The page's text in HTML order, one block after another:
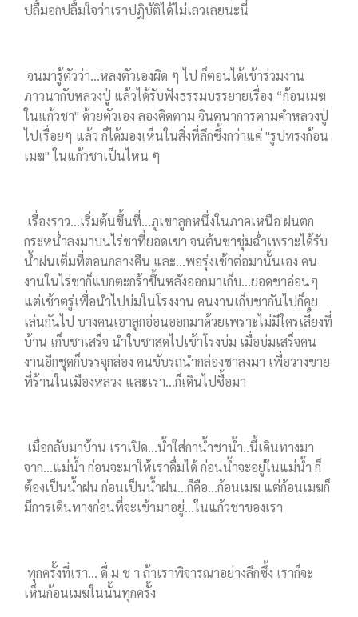
ปลื้มอกปลื้มใจว่าเราปฏิบัติได้ไม่เลวเลยนะนี่
จนมารู้ตัวว่า...หลงตัวเองผิด ๆ ไป ก็ตอนได้เข้าร่วมงาน
ภาวนากับหลวงปู่ แล้วได้รับฟังธรรมบรรยายเรื่อง “ก้อนเมฆ
ในแก้วชา" ด้วยตัวเอง ลองคิดตาม จินตนาการตามคำหลวงปู่
ไปเรื่อยๆ แล้ว ก็ได้มองเห็นในสิ่งที่ลึกซึ้งกว่าแค่"รูปทรงก้อน
เมฆ" ในแก้วชาเป็นไหน ๆ
เรื่องราว...เริ่มต้นขึ้นที่...ภูเขาลูกหนึ่งในภาคเหนือ ฝนตก
กระหน่ำลงมาบนไร่ชาที่ยอดเขา จนต้นชาชุ่มฉ่ำเพราะได้รับ
น้ำฝนเต็มที่ตอนกลางคืน และ...พอรุ่งเช้าต่อมานั้นเอง คน
งานในไร่ชาก็แบกตะกร้าขึ้นหลังออกมาเก็บ...ยอดชาอ่อนๆ
แต่เช้าตรู่เพื่อนำไปบ่มในโรงงาน คนงานเก็บชากันไปก็คุย
เล่นกันไป บางคนเอาลูกอ่อนออกมาด้วยเพราะไม่มีใครเลี้ยงที่
บ้าน เก็บชาเสร็จ นำใบชาสดไปเข้าโรงบ่ม เมื่อบ่มเสร็จคน
งานอีกชุดก็บรรจุกล่อง คนขับรถนำกล่องชาลงมา เพื่อวางขาย
ที่ร้านในเมืองหลวง และเรา...ก็เดินไปซื้อมา
เมื่อกลับมาบ้าน เราเปิด...น้ำใส่กาน้ำชาน้ำ..นี้เดินทางมา
จาก...แม่น้ำ ก่อนจะมาให้เราดื่มได้ ก่อนน้ำจะอยู่ในแม่น้ำ ก็
ต้องเป็นน้ำฝน ก่อนเป็นน้ำฝน...ก็คือ...ก้อนเมฆ แต่ก้อนเมฆก็
มีการเดินทางก่อนที่จะเข้ามาอยู่...ในแก้วชาของเรา
ทุกครั้งที่เรา... ดื่ ม ช า ถ้าเราพิจารณาอย่างลึกซึ้ง เราก็จะ
เห็นก้อนเมฆในนั้นทุกครั้ง